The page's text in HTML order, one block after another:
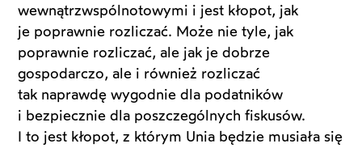
wewnątrzwspólnotowymi i jest kłopot, jak
je poprawnie rozliczać. Może nie tyle, jak
poprawnie rozliczać, ale jak je dobrze
gospodarczo, ale i również rozliczać
tak naprawdę wygodnie dla podatników
i bezpiecznie dla poszczególnych fiskusów.
I to jest kłopot, z którym Unia będzie musiała się